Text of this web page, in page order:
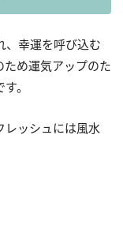
、幸運を呼び込む
め運気アップのた
。
レッシュには風水